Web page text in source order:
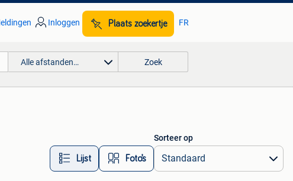
Inloggen Plaats zoekertje FR
Alle afstanden… Zoek
Lijst Foto’s
Sorteer op